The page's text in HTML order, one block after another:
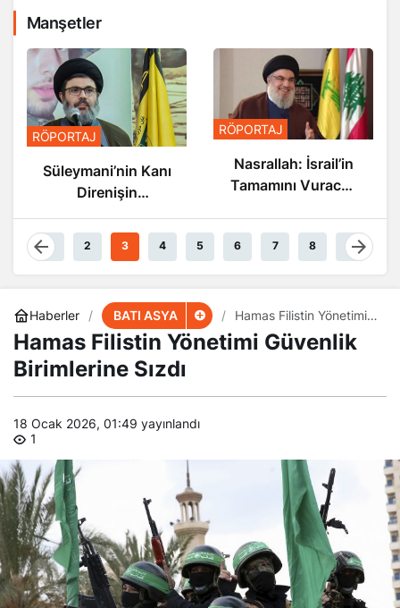
Manşetler
RÖPORTAJ
Süleymani’nin Kanı
Direnişin
Akıyor
RÖPORTAJ
Nasrallah: İsrail’in
Tamamını Vuracak
1 2 3 4 5 6 7 8 9
Haberler BATI ASYA
Hamas Filistin Yönetimi
Güvenlik Birimlerine
Sızdı
Hamas Filistin Yönetimi Güvenlik
Birimlerine Sızdı
18 Ocak 2026, 01:49 yayınlandı
1